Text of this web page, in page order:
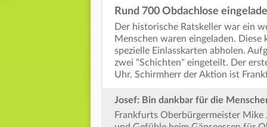
Rund 700 Obdachlose
Der historische Ratskeller war ein
Menschen waren eingeladen.
spezielle Einlasskarten abholen.
zwei "Schichten" eingeteilt. Der
Uhr. Schirmherr der Aktion ist
Josef: Bin dankbar für die
Frankfurts Oberbürgermeister